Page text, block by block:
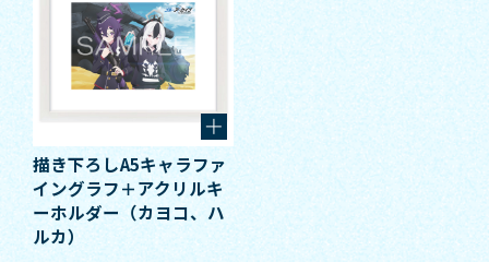
描き下ろしA5キャラファ
イングラフ＋アクリルキ
ーホルダー（カヨコ、ハ
ルカ）